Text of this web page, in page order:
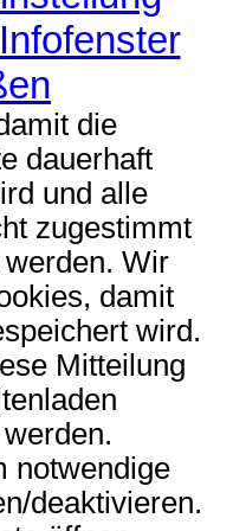
die
dauerhaft
und alle
zugestimmt
Wir
damit
wird.
Mitteilung
notwendige
deaktivieren.